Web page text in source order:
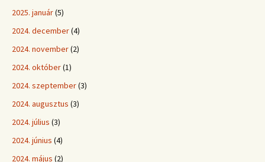
2025. január(5)
2024. december(4)
2024. november(2)
2024. október(1)
2024. szeptember(3)
2024. augusztus (3)
2024. július (3)
2024. június (4)
2024. május (2)